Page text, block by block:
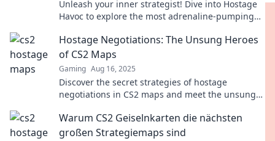
Unleash your inner strategist! Dive into Hostage
Havoc to explore the most adrenaline-pumping
Hostage Negotiations: The Unsung Heroes
of CS2 Maps
Gaming Aug 16, 2025
Discover the secret strategies of hostage
negotiations in CS2 maps and meet the unsung
Warum CS2 Geiselnkarten die nächsten
großen Strategiemaps sind